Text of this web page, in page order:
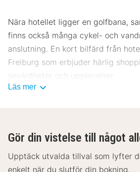
Nära hotellet ligger en golfbana,
finns också många cykel- och
anslutning. En kort bilfärd från
Freiburg som erbjuder härlig
sevärdheter och upplevelser.
Hotellets restaurang serverar
frukostbuffé. Hotellet erbjuder
med lokala specialiteter och
Läs mer
Gör din vistelse till något
Upptäck utvalda tillval som lyfter
enkelt när du slutför din bokning.